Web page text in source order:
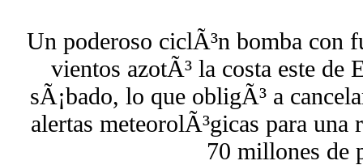
Un poderoso ciclÃ³n bomba con
vientos azotÃ³ la costa este de
sÃ¡bado, lo que obligÃ³ a
alertas meteorolÃ³gicas para una
70 millones de